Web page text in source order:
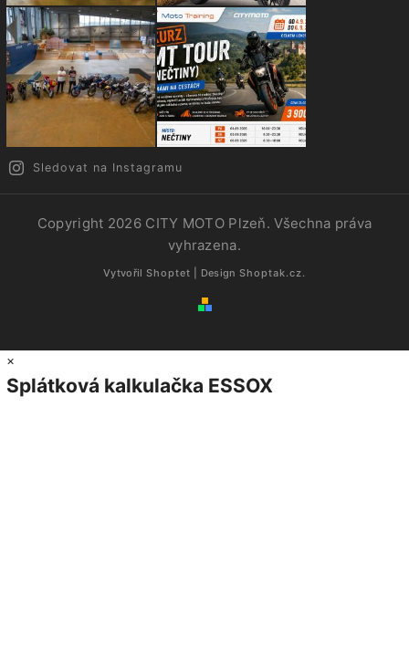
Sledovat na Instagramu
Copyright 2026 CITY MOTO Plzeň. Všechna práva
vyhrazena.
Vytvořil Shoptet | Design Shoptak.cz.
×
Splátková kalkulačka ESSOX